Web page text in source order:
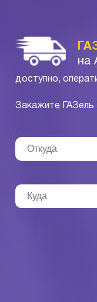
на
доступно,
Закажите ГАЗель